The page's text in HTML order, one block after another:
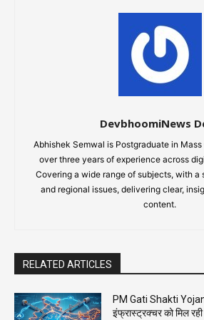
DevbhoomiNews
Abhishek Semwal is Postgraduate in
over three years of experience across
Covering a wide range of subjects, with a
and regional issues, delivering clear,
content.
RELATED ARTICLES
PM Gati Shakti
इंफ्रास्ट्रक्चर को मिल